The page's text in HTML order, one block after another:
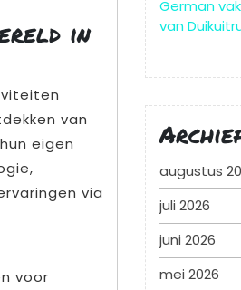
in
van
eigen
via
voor
German
van
augustus
juli 2026
juni 2026
mei 2026